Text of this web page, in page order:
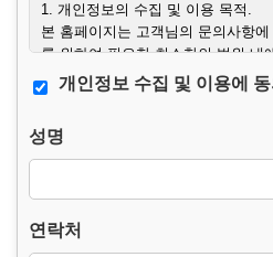
1. 개인정보의 수집 및 이용 목적.
본 홈페이지는 고객님의 문의사항
를 위하여 필요한 최소한의 범위 내
습니다.
또한 허위 문의, 타인 개인정보 도용
수 있습니다.
– 선택항목 : 생년월일.
– 자동 수집 항목 : 접속 IP 주소, 프
개인정보 수집 및 이용에
성명
연락처